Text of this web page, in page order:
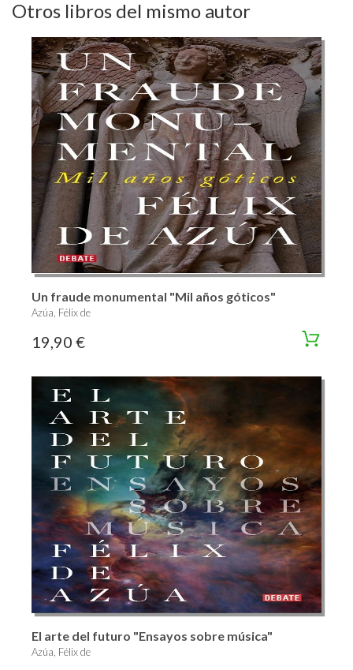
Otros libros del mismo autor
Un fraude monumental "Mil años góticos"
Azúa, Félix de
19,90 €
El arte del futuro "Ensayos sobre música"
Azúa, Félix de